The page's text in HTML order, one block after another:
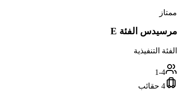
ممتاز
مرسيدس الفئة E
الفئة التنفيذية
1-4
4 حقائب